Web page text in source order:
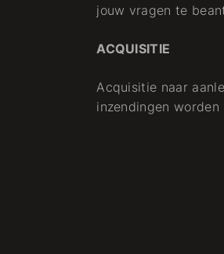
jouw vragen te
ACQUISITIE
Acquisitie naar
inzendingen